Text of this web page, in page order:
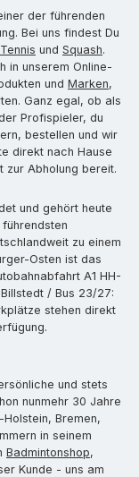
der führenden
Bei uns findest Du
Tennis und Squash.
in unserem Online-
und Marken,
Ganz egal, ob als
Profispieler, du
bestellen und wir
direkt nach Hause
zur Abholung bereit.
und gehört heute
zu einem
Osten ist das
A1 HH-
/ Bus 23/27:
stehen direkt
und stets
nunmehr 30 Jahre
Bremen,
in seinem
Badmintonshop,
Kunde - uns am